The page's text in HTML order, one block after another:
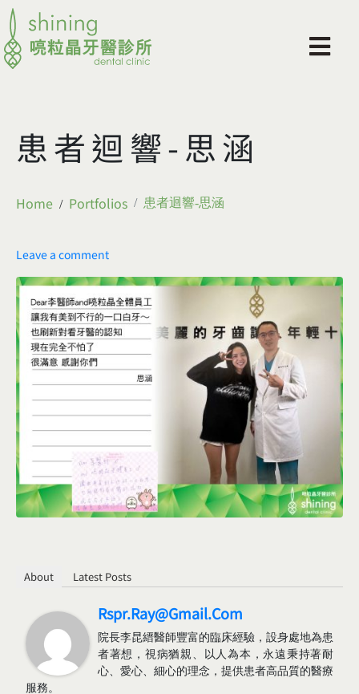
患者迴響-思涵
Home Portfolios 患者迴響-思涵
Leave a comment
About Latest Posts
Rspr.ray@gmail.com
院長李昆縉醫師豐富的臨床經驗，設身處地為患
者著想，視病猶親、以人為本，永遠秉持著耐
心、愛心、細心的理念，提供患者高品質的醫療
服務。